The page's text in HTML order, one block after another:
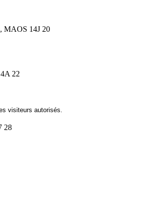
MAOS 14J 20
22
visiteurs autorisés.
28